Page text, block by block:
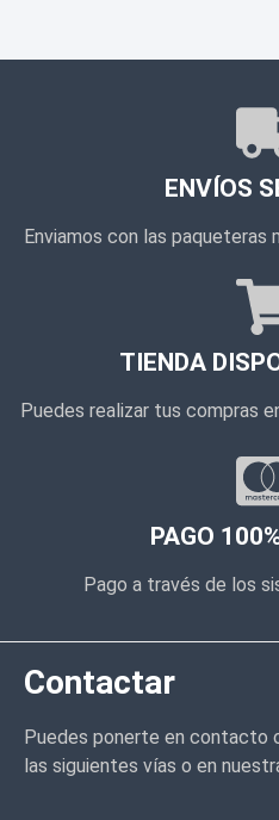
ENVÍOS
Enviamos con las paqueteras
TIENDA
Puedes realizar tus compras
PAGO
Pago a través de los
Contactar
Puedes ponerte en contacto
las siguientes vías o en